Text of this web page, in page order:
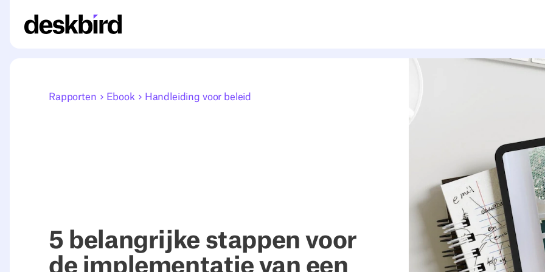
Rapporten Ebook Handleiding voor beleid
5 belangrijke stappen voor
de implementatie van een